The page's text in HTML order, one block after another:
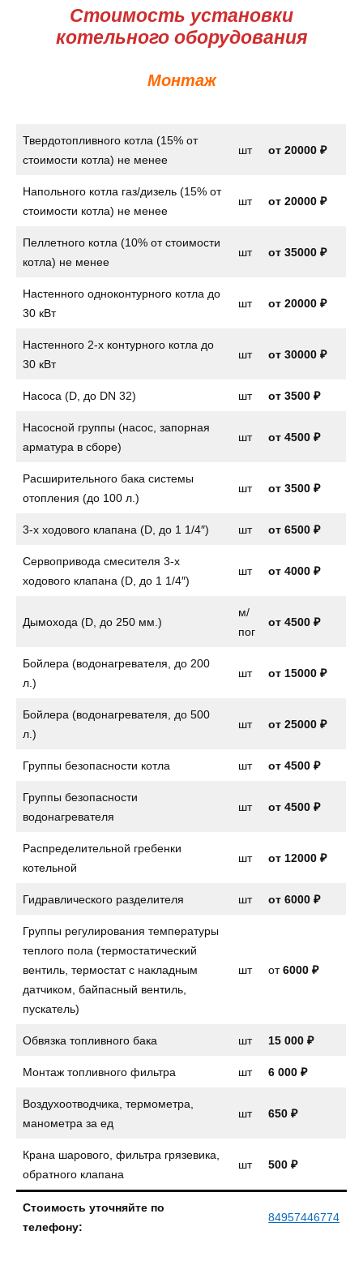
Стоимость установки
котельного оборудования
Монтаж
Твердотопливного котла (15% от
стоимости котла) не менее
шт от 20000 ₽
Напольного котла газ/дизель (15% от
стоимости котла) не менее
шт от 20000 ₽
Пеллетного котла (10% от стоимости
котла) не менее
шт от 35000 ₽
Настенного одноконтурного котла до
30 кВт
шт от 20000 ₽
Настенного 2-х контурного котла до
30 кВт
шт от 30000 ₽
Насоса (D, до DN 32) шт от 3500 ₽
Насосной группы (насос, запорная
арматура в сборе)
шт от 4500 ₽
Расширительного бака системы
отопления (до 100 л.)
шт от 3500 ₽
3-х ходового клапана (D, до 1 1/4″) шт от 6500 ₽
Сервопривода смесителя 3-х
ходового клапана (D, до 1 1/4″)
шт от 4000 ₽
Дымохода (D, до 250 мм.)
м/
пог
от 4500 ₽
Бойлера (водонагревателя, до 200
л.)
шт от 15000 ₽
Бойлера (водонагревателя, до 500
л.)
шт от 25000 ₽
Группы безопасности котла шт от 4500 ₽
Группы безопасности
водонагревателя
шт от 4500 ₽
Распределительной гребенки
котельной
шт от 12000 ₽
Гидравлического разделителя шт от 6000 ₽
Группы регулирования температуры
теплого пола (термостатический
вентиль, термостат с накладным
датчиком, байпасный вентиль,
пускатель)
шт от6000 ₽
Обвязка топливного бака шт 15 000 ₽
Монтаж топливного фильтра шт 6 000 ₽
Воздухоотводчика, термометра,
манометра за ед
шт 650 ₽
Крана шарового, фильтра грязевика,
обратного клапана
шт 500 ₽
Стоимость уточняйте по
телефону:
84957446774